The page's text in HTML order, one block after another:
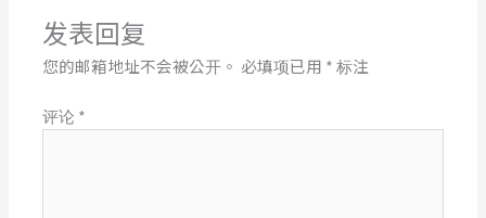
发表回复
您的邮箱地址不会被公开。 必填项已用 *标注
评论 *